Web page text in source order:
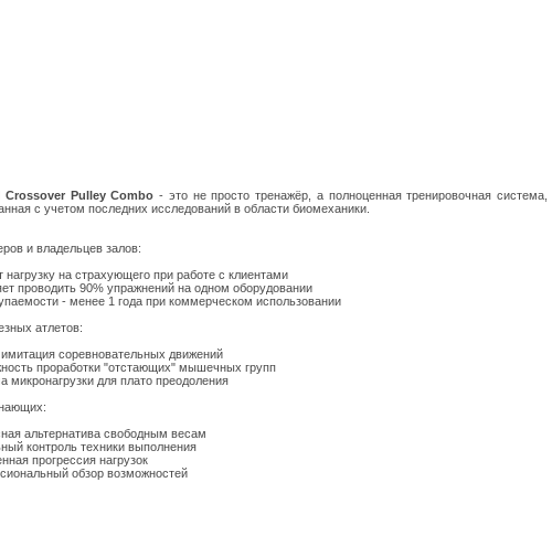
Crossover Pulley Combo - это не просто тренажёр, а полноценная тренировочная система,
с учетом последних исследований в области биомеханики.
и владельцев залов:
нагрузку на страхующего при работе с клиентами
проводить 90% упражнений на одном оборудовании
- менее 1 года при коммерческом использовании
атлетов:
соревновательных движений
проработки "отстающих" мышечных групп
микронагрузки для плато преодоления
альтернатива свободным весам
контроль техники выполнения
прогрессия нагрузок
обзор возможностей